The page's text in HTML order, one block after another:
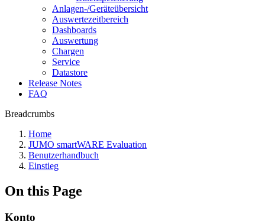
Anlagen-/Geräteübersicht
Auswertezeitbereich
Dashboards
Auswertung
Chargen
Service
Datastore
Release Notes
FAQ
Breadcrumbs
Home
JUMO smartWARE Evaluation
Benutzerhandbuch
Einstieg
On this Page
Konto